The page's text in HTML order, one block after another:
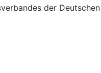
der Deutschen